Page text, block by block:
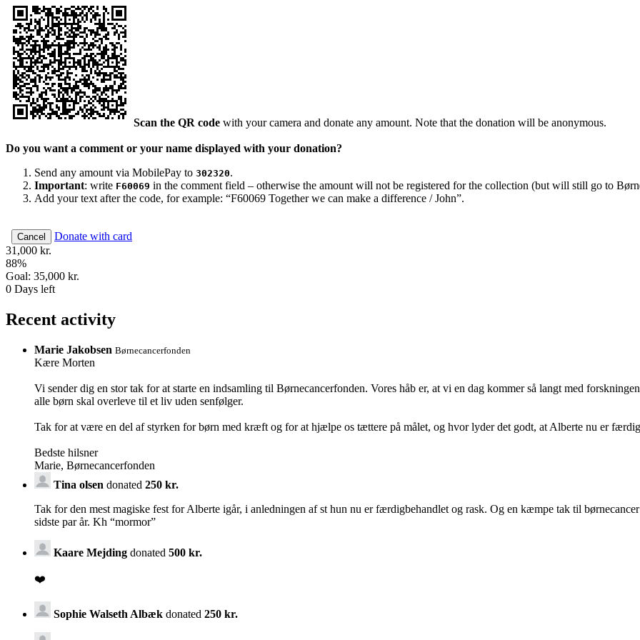
Scan the QR code with your camera and donate any amount. Note that the donation will be anonymous.
Do you want a comment or your name displayed with your donation?
Send any amount via MobilePay to 302320.
Important: write F60069 in the comment field – otherwise the amount will not be registered for the collection (but will still go to
Add your text after the code, for example: “F60069 Together we can make a difference / John”.
Cancel
Donate with card
31,000 kr.
88%
Goal: 35,000 kr.
0 Days left
Recent activity
Marie Jakobsen Børnecancerfonden
Kære Morten
Vi sender dig en stor tak for at starte en indsamling til Børnecancerfonden. Vores håb er, at vi en dag kommer så langt med
alle børn skal overleve til et liv uden senfølger.
Tak for at være en del af styrken for børn med kræft og for at hjælpe os tættere på målet, og hvor lyder det godt, at Alberte nu er
Bedste hilsner
Marie, Børnecancerfonden
Tina olsen donated 250 kr.
Tak for den mest magiske fest for Alberte igår, i anledningen af st hun nu er færdigbehandlet og rask. Og en kæmpe tak til
sidste par år. Kh “mormor”
Kaare Mejding donated 500 kr.
❤️
Sophie Walseth Albæk donated 250 kr.